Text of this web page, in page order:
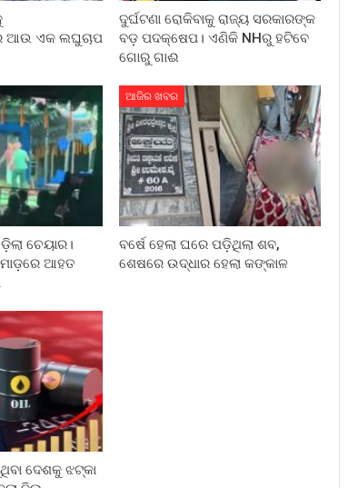
ଆଉ ଏକ ଲଘୁଚାପ
ଦୁର୍ଘଟଣା ରୋକିବାକୁ ରାଜ୍ୟ ସରକାରଙ୍କ
ବଡ଼ ପଦକ୍ଷେପ। ଏଣିକି NHରୁ ହଟିବେ
ଗୋରୁ ଗାଈ
ଚେୟାର।
ଆହତ
ଆଜିର ଖବର
ବର୍ଷେ ହେଲା ଘରେ ପଡ଼ିଥିଲା ଶବ,
ଶେଷରେ ଉଦ୍ଧାର ହେଲା କଙ୍କାଳ
ଦେଶକୁ ଝଟ୍‌କା